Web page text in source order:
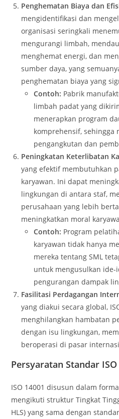
Penghematan Biaya dan
mengidentifikasi dan
organisasi seringkali
mengurangi limbah,
menghemat energi, dan
sumber daya, yang
penghematan biaya yang
Contoh: Pabrik
limbah padat yang
menerapkan program
komprehensif, sehingga
pengangkutan dan
Peningkatan Keterlibatan
yang efektif membutuhkan
karyawan. Ini dapat
lingkungan di antara staf,
perusahaan yang lebih
meningkatkan moral
Contoh: Program
karyawan tidak hanya
mereka tentang SML
untuk mengusulkan
pengurangan dampak
Fasilitasi Perdagangan
yang diakui secara global,
menghilangkan hambatan
dengan isu lingkungan,
beroperasi di pasar
Persyaratan Standar ISO
ISO 14001 disusun dalam
mengikuti struktur Tingkat
HLS) yang sama dengan